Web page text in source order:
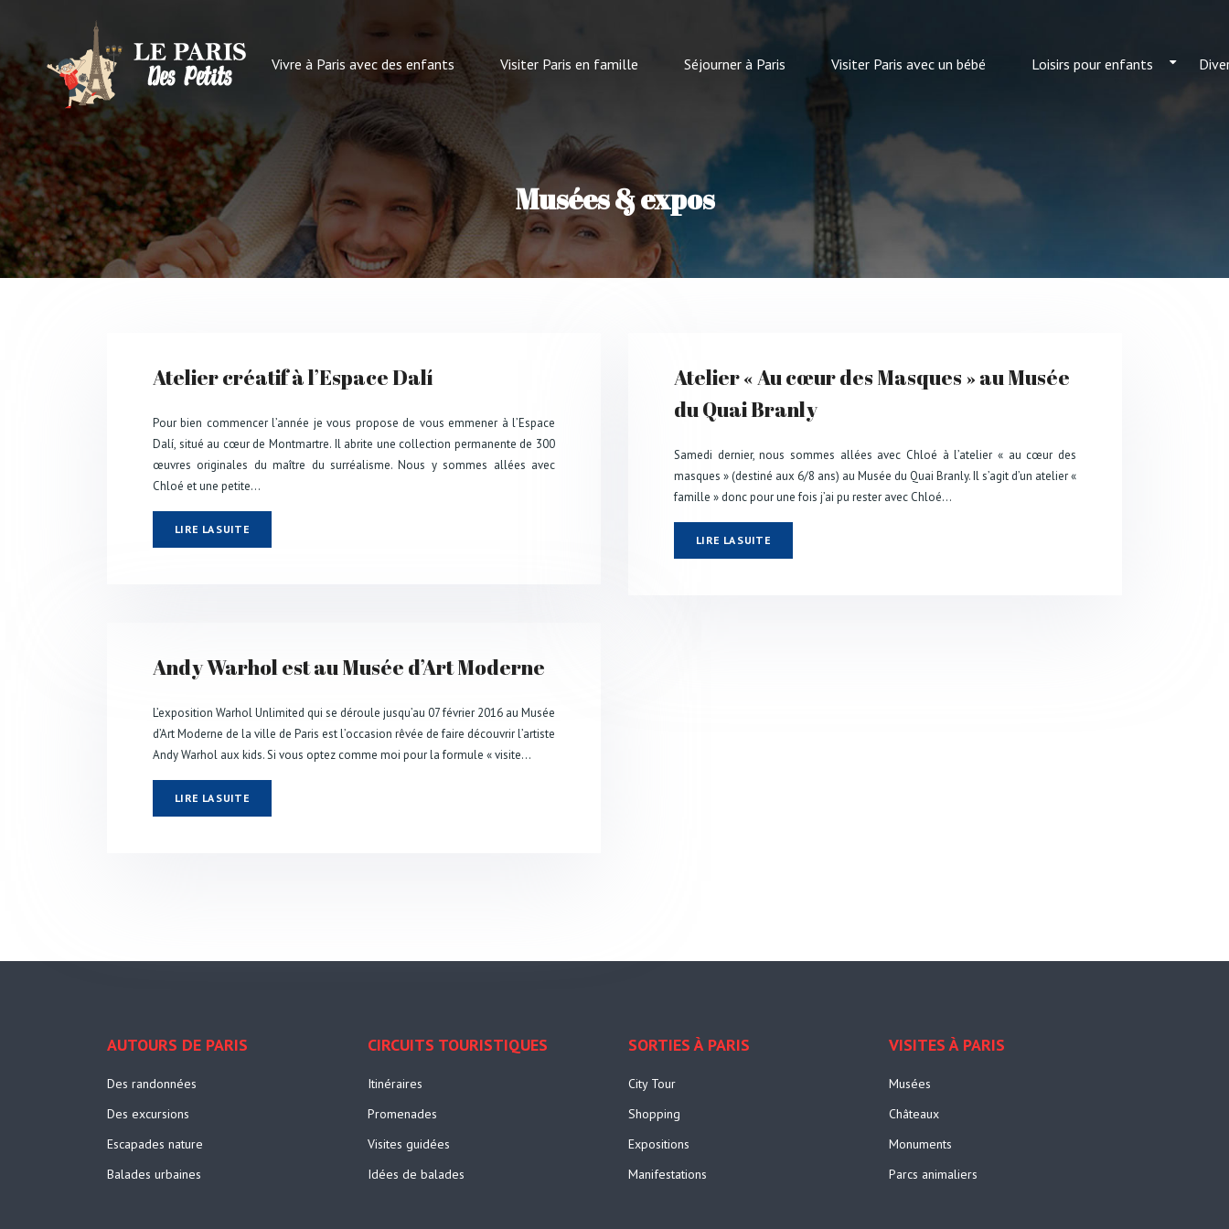
Vivre à Paris avec des enfants Visiter Paris en famille Séjourner à Paris Visiter Paris avec un bébé Loisirs pour enfants
Musées & expos
Atelier créatif à l’Espace Dalí
Pour bien commencer l’année je vous propose de vous emmener à l’Espace
Dalí, situé au cœur de Montmartre. Il abrite une collection permanente de 300
œuvres originales du maître du surréalisme. Nous y sommes allées avec
Chloé et une petite…
LIRE LA SUITE
Atelier « Au cœur des Masques » au Musée
du Quai Branly
Samedi dernier, nous sommes allées avec Chloé à l’atelier « au cœur des
masques » (destiné aux 6/8 ans) au Musée du Quai Branly. Il s’agit d’un atelier «
famille » donc pour une fois j’ai pu rester avec Chloé…
LIRE LA SUITE
Andy Warhol est au Musée d’Art Moderne
L’exposition Warhol Unlimited qui se déroule jusqu’au 07 février 2016 au Musée
d’Art Moderne de la ville de Paris est l’occasion rêvée de faire découvrir l’artiste
Andy Warhol aux kids. Si vous optez comme moi pour la formule « visite…
LIRE LA SUITE
AUTOURS DE PARIS
Des randonnées
Des excursions
Escapades nature
Balades urbaines
CIRCUITS TOURISTIQUES
Itinéraires
Promenades
Visites guidées
Idées de balades
SORTIES À PARIS
City Tour
Shopping
Expositions
Manifestations
VISITES À PARIS
Musées
Châteaux
Monuments
Parcs animaliers